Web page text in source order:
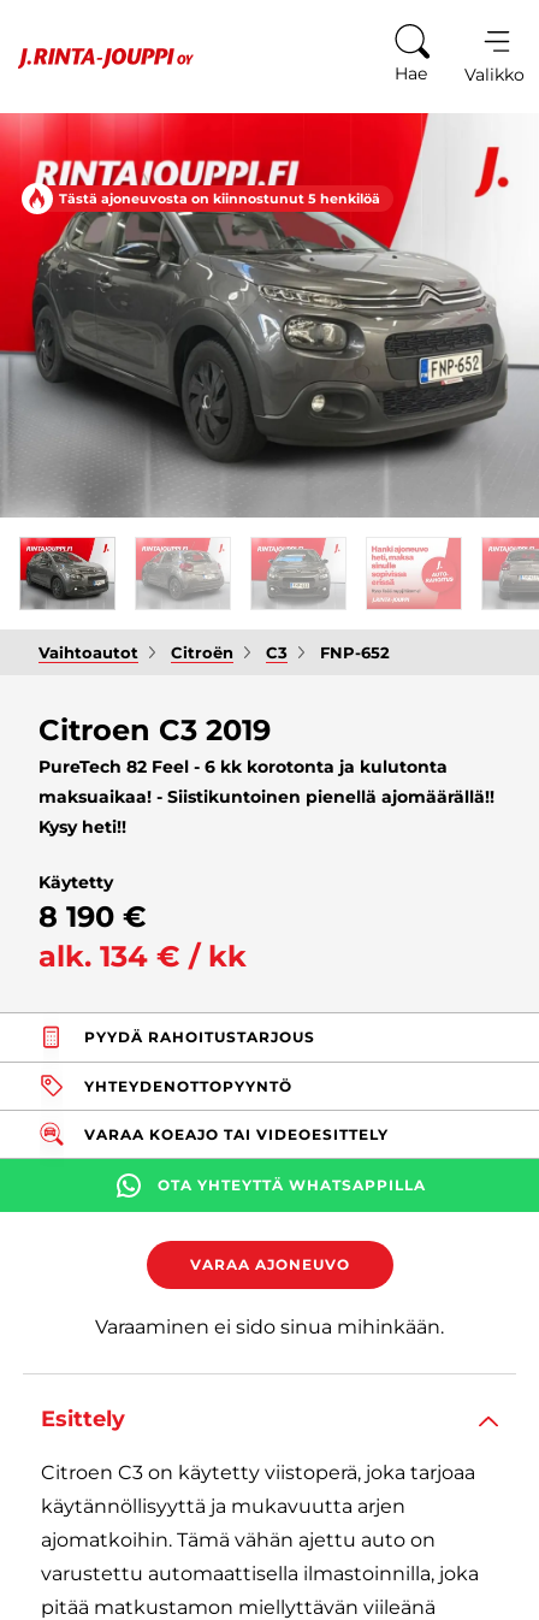
Hae Valikko
Tästä ajoneuvosta on kiinnostunut 5 henkilöä
Vaihtoautot Citroën C3 FNP-652
Citroen C3 2019
PureTech 82 Feel - 6 kk korotonta ja kulutonta
maksuaikaa! - Siistikuntoinen pienellä ajomäärällä!!
Kysy heti!!
Käytetty
8 190 €
alk. 134 € / kk
PYYDÄ RAHOITUSTARJOUS
YHTEYDENOTTOPYYNTÖ
VARAA KOEAJO TAI VIDEOESITTELY
OTA YHTEYTTÄ WHATSAPPILLA
VARAA AJONEUVO
Varaaminen ei sido sinua mihinkään.
Esittely
Citroen C3 on käytetty viistoperä, joka tarjoaa
käytännöllisyyttä ja mukavuutta arjen
ajomatkoihin. Tämä vähän ajettu auto on
varustettu automaattisella ilmastoinnilla, joka
pitää matkustamon miellyttävän viileänä